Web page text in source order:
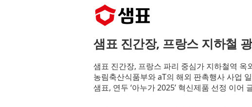
샘표 진간장, 프랑스 지하철
샘표 진간장, 프랑스 파리 중심가 지하철역
농림축산식품부와 aT의 해외 판촉행사 사업
샘표, 연두 ‘아누가 2025’ 혁신제품 선정 이